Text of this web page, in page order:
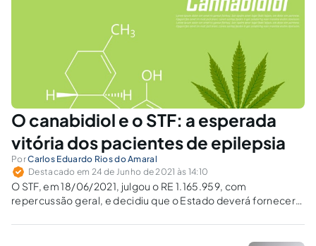
O canabidiol e o STF: a esperada
vitória dos pacientes de epilepsia
PorCarlos Eduardo Rios do Amaral
Destacado em 24 de Junho de 2021 às 14:10
O STF, em 18/06/2021, julgou o RE 1.165.959, com
repercussão geral, e decidiu que o Estado deverá fornecer
importação autorizada pela vigilância sanitária e é